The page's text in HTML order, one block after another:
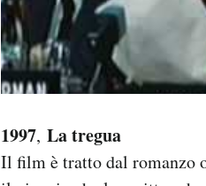
1997, La tregua
Il film è tratto dal romanzo